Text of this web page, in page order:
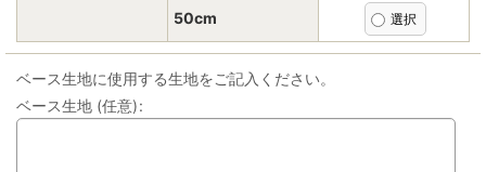
50cm
ベース生地に使用する生地をご記入ください。
ベース生地 (任意):